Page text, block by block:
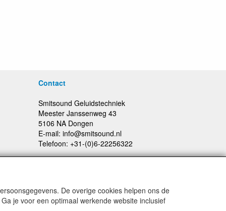
Contact
Smitsound Geluidstechniek
Meester Janssenweg 43
5106 NA Dongen
E-mail: info@smitsound.nl
Telefoon: +31-(0)6-22256322
Prijswijzigingen en typefouten voorbehouden
De overige cookies helpen ons de
je voor een optimaal werkende website inclusief